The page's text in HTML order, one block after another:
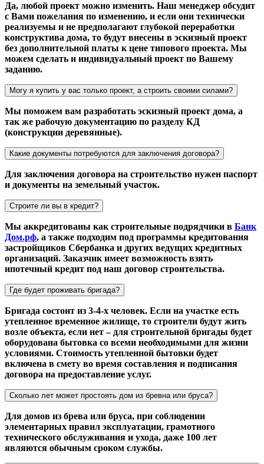
Да, любой проект можно изменить. Наш менеджер обсудит
с Вами пожелания по изменению, и если они технически
реализуемы и не предполагают глубокой переработки
конструктива дома, то будут внесены в эскизный проект
без дополнительной платы к цене типового проекта. Мы
можем сделать и индивидуальный проект по Вашему
заданию.
Могу я купить у вас только проект, а строить своими силами?
Мы поможем вам разработать эскизный проект дома, а
так же рабочую документацию по разделу КД
(конструкции деревянные).
Какие документы потребуются для заключения договора?
Для заключения договора на строительство нужен паспорт
и документы на земельный участок.
Строите ли вы в кредит?
Мы аккредитованы как строительные подрядчики в Банк
Дом.рф, а также подходим под программы кредитования
застройщиков Сбербанка и других ведущих кредитных
организаций. Заказчик имеет возможность взять
ипотечный кредит под наш договор строительства.
Где будет проживать бригада?
Бригада состоит из 3-4-х человек. Если на участке есть
утепленное временное жилище, то строители будут жить
возле объекта, если нет – для строительной бригады будет
оборудована бытовка со всеми необходимыми для жизни
условиями. Стоимость утепленной бытовки будет
включена в смету во время составления и подписания
договора на предоставление услуг.
Сколько лет может простоять дом из бревна или бруса?
Для домов из брева или бруса, при соблюдении
элементарных правил эксплуатации, грамотного
технического обслуживания и ухода, даже 100 лет
являются обычным сроком службы.